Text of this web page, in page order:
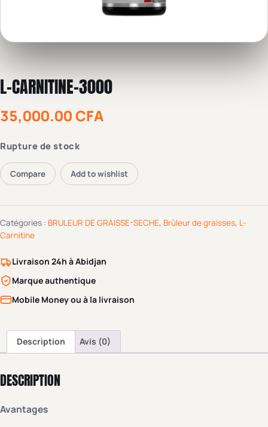
L-CARNITINE-3000
35,000.00CFA
Rupture de stock
Compare Add to wishlist
Catégories : BRULEUR DE GRAISSE-SECHE, Brûleur de graisses, L-
Carnitine
Livraison 24h à Abidjan
Marque authentique
Mobile Money ou à la livraison
Description Avis (0)
DESCRIPTION
Avantages